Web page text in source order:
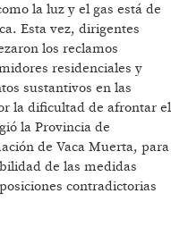
la luz y el gas está de
Esta vez, dirigentes
los reclamos
residenciales y
sustantivos en las
la dificultad de afrontar el
la Provincia de
de Vaca Muerta, para
de las medidas
contradictorias